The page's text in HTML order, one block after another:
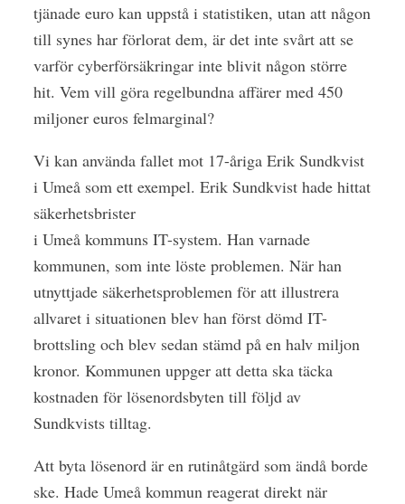
tjänade euro kan uppstå i statistiken, utan att någon
till synes har förlorat dem, är det inte svårt att se
varför cyberförsäkringar inte blivit någon större
hit. Vem vill göra regelbundna affärer med 450
miljoner euros felmarginal?
Vi kan använda fallet mot 17-åriga Erik Sundkvist
i Umeå som ett exempel. Erik Sundkvist hade hittat
säkerhetsbrister
i Umeå kommuns IT-system. Han varnade
kommunen, som inte löste problemen. När han
utnyttjade säkerhetsproblemen för att illustrera
allvaret i situationen blev han först dömd IT-
brottsling och blev sedan stämd på en halv miljon
kronor. Kommunen uppger att detta ska täcka
kostnaden för lösenords­byten till följd av
Sundkvists tilltag.
Att byta lösenord är en rutinåtgärd som ändå borde
ske. Hade Umeå kommun reagerat direkt när